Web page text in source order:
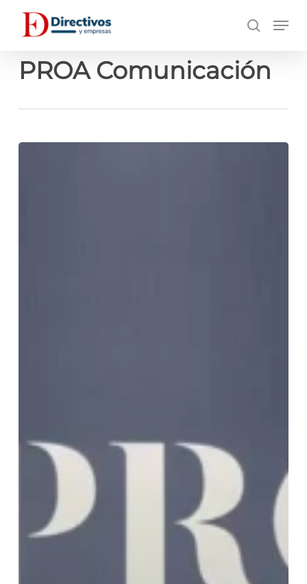
principal
búsqueda
PROA Comunicación